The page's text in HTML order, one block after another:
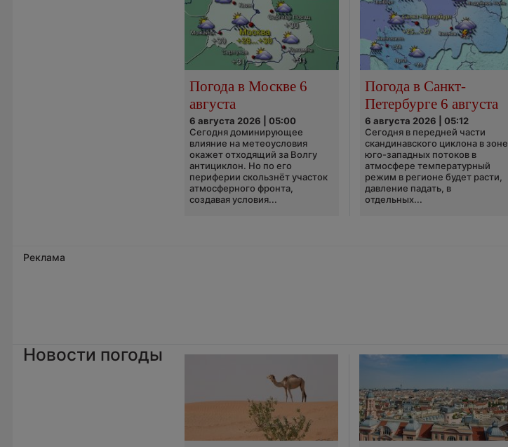
Погода в Москве 6
августа
6 августа 2026 | 05:00
Сегодня доминирующее
влияние на метеоусловия
окажет отходящий за Волгу
антициклон. Но по его
периферии скользнёт участок
атмосферного фронта,
создавая условия...
Погода в Санкт-
Петербурге 6 августа
6 августа 2026 | 05:12
Сегодня в передней части
скандинавского циклона в зоне
юго-западных потоков в
атмосфере температурный
режим в регионе будет расти,
давление падать, в
отдельных...
Реклама
Новости погоды